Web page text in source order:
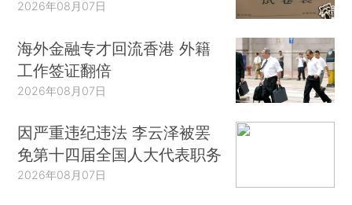
2026年08月07日
海外金融专才回流香港 外籍
工作签证翻倍
2026年08月07日
因严重违纪违法 李云泽被罢
免第十四届全国人大代表职务
2026年08月07日